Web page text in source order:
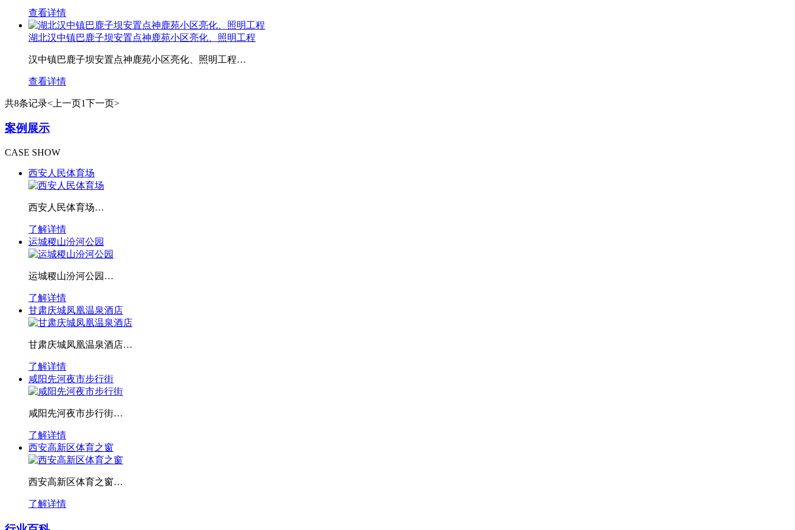
查看详情
湖北汉中镇巴鹿子坝安置点神鹿苑小区亮化、照明工程
汉中镇巴鹿子坝安置点神鹿苑小区亮化、照明工程…
查看详情
共8条记录<上一页1下一页>
案例展示
CASE SHOW
西安人民体育场
西安人民体育场…
了解详情
运城稷山汾河公园
运城稷山汾河公园…
了解详情
甘肃庆城凤凰温泉酒店
甘肃庆城凤凰温泉酒店…
了解详情
咸阳先河夜市步行街
咸阳先河夜市步行街…
了解详情
西安高新区体育之窗
西安高新区体育之窗…
了解详情